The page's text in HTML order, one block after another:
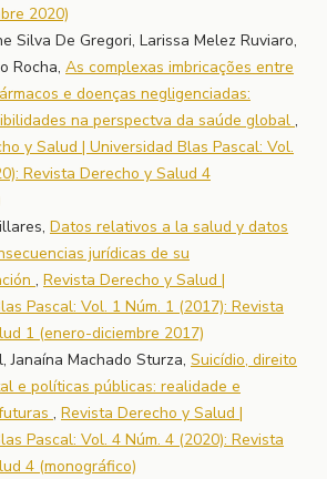
2020)
Silva De Gregori, Larissa Melez Ruviaro,
Rocha, As complexas imbricações entre
e doenças negligenciadas:
na perspectva da saúde global ,
y Salud | Universidad Blas Pascal: Vol.
Revista Derecho y Salud 4
Datos relativos a la salud y datos
jurídicas de su
, Revista Derecho y Salud |
Pascal: Vol. 1 Núm. 1 (2017): Revista
1 (enero-diciembre 2017)
Janaína Machado Sturza, Suicídio, direito
e políticas públicas: realidade e
, Revista Derecho y Salud |
Pascal: Vol. 4 Núm. 4 (2020): Revista
4 (monográfico)